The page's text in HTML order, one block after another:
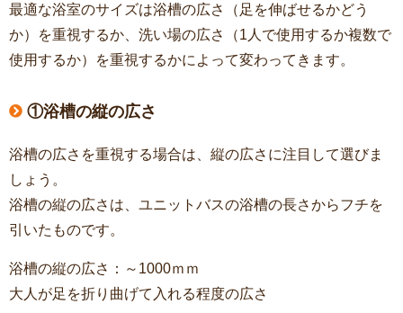
最適な浴室のサイズは浴槽の広さ（足を伸ばせるかどう
か）を重視するか、洗い場の広さ（1人で使用するか複数で
使用するか）を重視するかによって変わってきます。
①浴槽の縦の広さ
浴槽の広さを重視する場合は、縦の広さに注目して選びま
しょう。
浴槽の縦の広さは、ユニットバスの浴槽の長さからフチを
引いたものです。
浴槽の縦の広さ：～1000ｍｍ
大人が足を折り曲げて入れる程度の広さ